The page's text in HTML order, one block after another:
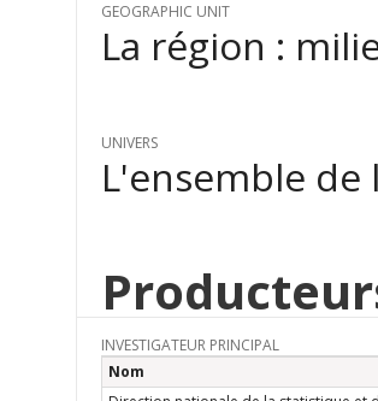
GEOGRAPHIC UNIT
La région :
UNIVERS
L'ensemble
INVESTIGATEUR PRINCIPAL
Nom